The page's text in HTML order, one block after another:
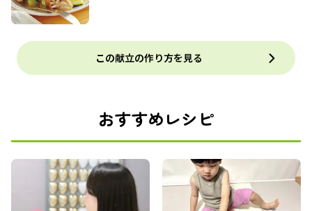
この献立の作り方を見る
おすすめレシピ